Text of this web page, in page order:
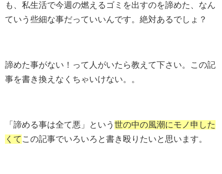
も、私生活で今週の燃えるゴミを出すのを諦めた、なん
ていう些細な事だっていいんです。絶対あるでしょ？
諦めた事がない！って人がいたら教えて下さい。この記
事を書き換えなくちゃいけない。。
「諦める事は全て悪」という 世の中の風潮にモノ申した
くて この記事でいろいろと書き殴りたいと思います。